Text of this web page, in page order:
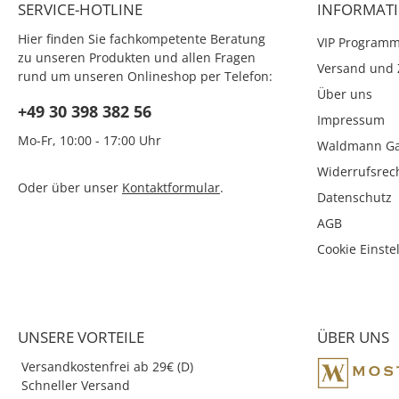
haltbares
durchgesetzt.
großen Erfolg
bald Füllhalter dazu.
werden heute das
robuste,
Mechaniken
wurden.
SERVICE-HOTLINE
Hier finden Sie fachkompetente Beratung
zu unseren Produkten und allen Fragen
rund um unseren Onlineshop per Telefon:
+49 30 398 382 56
Mo-Fr, 10:00 - 17:00 Uhr
Oder über unser Kontaktformular.
VIP Programm
Versand und
Über uns
Impressum
Waldmann
Datenschutz
AGB
Cookie
UNSERE VORTEILE
Versandkostenfrei ab 29€ (D)
Schneller Versand
ÜBER UNS